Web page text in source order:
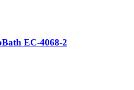
EC-4068-2